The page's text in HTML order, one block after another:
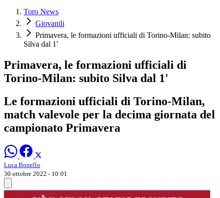
Toro News
Giovanili
Primavera, le formazioni ufficiali di Torino-Milan: subito
Silva dal 1'
Primavera, le formazioni ufficiali di
Torino-Milan: subito Silva dal 1'
Le formazioni ufficiali di Torino-Milan,
match valevole per la decima giornata del
campionato Primavera
Luca Bonello
30 ottobre 2022 - 10:01